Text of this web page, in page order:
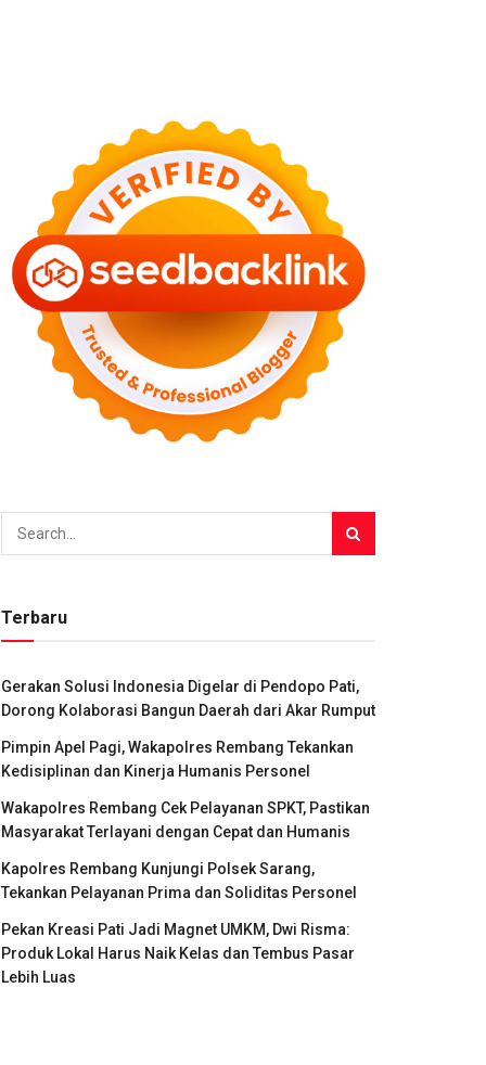
Terbaru
Gerakan Solusi Indonesia Digelar di Pendopo Pati,
Dorong Kolaborasi Bangun Daerah dari Akar Rumput
Pimpin Apel Pagi, Wakapolres Rembang Tekankan
Kedisiplinan dan Kinerja Humanis Personel
Wakapolres Rembang Cek Pelayanan SPKT, Pastikan
Masyarakat Terlayani dengan Cepat dan Humanis
Kapolres Rembang Kunjungi Polsek Sarang,
Tekankan Pelayanan Prima dan Soliditas Personel
Pekan Kreasi Pati Jadi Magnet UMKM, Dwi Risma:
Produk Lokal Harus Naik Kelas dan Tembus Pasar
Lebih Luas